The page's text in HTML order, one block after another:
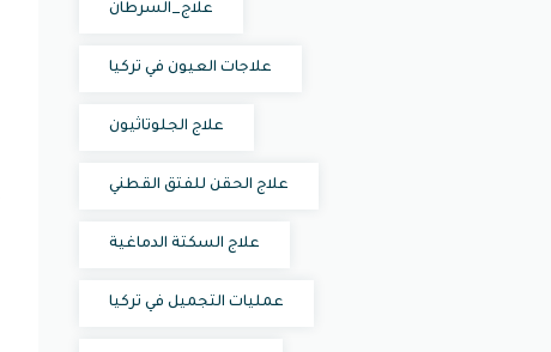
علاج_السرطان
علاجات العيون في تركيا
علاج الجلوتاثيون
علاج الحقن للفتق القطني
علاج السكتة الدماغية
عمليات التجميل في تركيا